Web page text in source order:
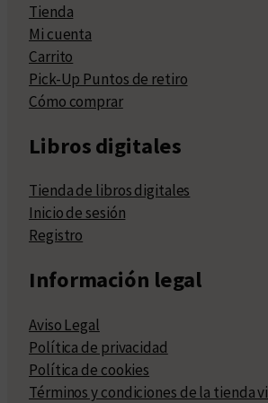
Tienda
Mi cuenta
Carrito
Pick-Up Puntos de retiro
Cómo comprar
Libros digitales
Tienda de libros digitales
Inicio de sesión
Registro
Información legal
Aviso Legal
Política de privacidad
Política de cookies
Términos y condiciones de la tienda